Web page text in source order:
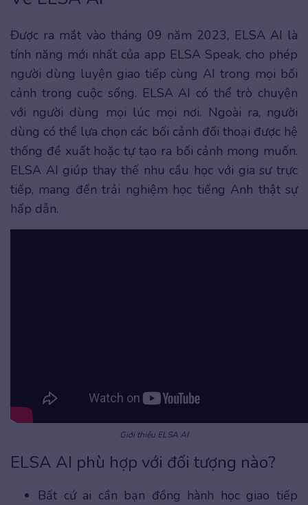
Được ra mắt vào tháng 09 năm 2023, ELSA AI là
tính năng mới nhất của app ELSA Speak, cho phép
người dùng luyện giao tiếp cùng AI trong mọi bối
cảnh trong cuộc sống. ELSA AI có thể trò chuyện
với người dùng mọi lúc mọi nơi. Ngoài ra, người
dùng có thể lựa chọn các bối cảnh đối thoại được hệ
thống đề xuất hoặc tự tạo ra bối cảnh mong muốn.
ELSA AI giúp thay thế nhu cầu học với gia sư trực
tiếp, mang đến trải nghiệm học tiếng Anh thật sự
hấp dẫn.
Giới thiệu ELSA AI
ELSA AI phù hợp với đối tượng nào?
Bất cứ ai cần bạn đồng hành học giao tiếp